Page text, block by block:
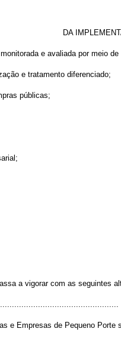
DA
e avaliada por meio
e tratamento diferenciado;
públicas;
a vigorar com as seguintes
e Empresas de Pequeno Porte